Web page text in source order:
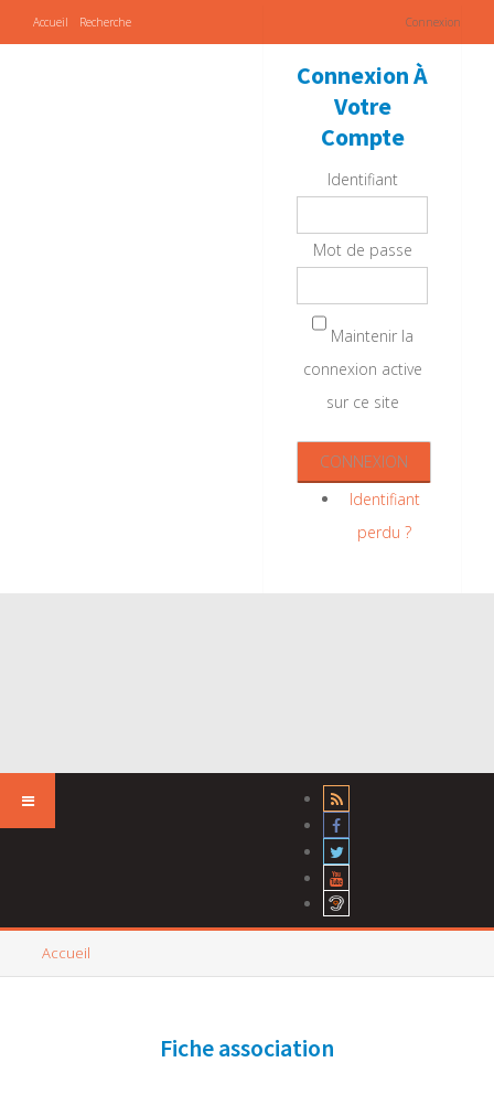
Accueil Recherche Connexion
Connexion À
Votre
Compte
Identifiant
Mot de passe
Maintenir la
connexion active
sur ce site
Identifiant
perdu ?
Accueil
Fiche association